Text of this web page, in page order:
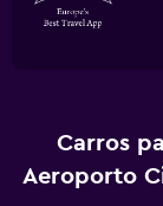
Carros
Aeroporto